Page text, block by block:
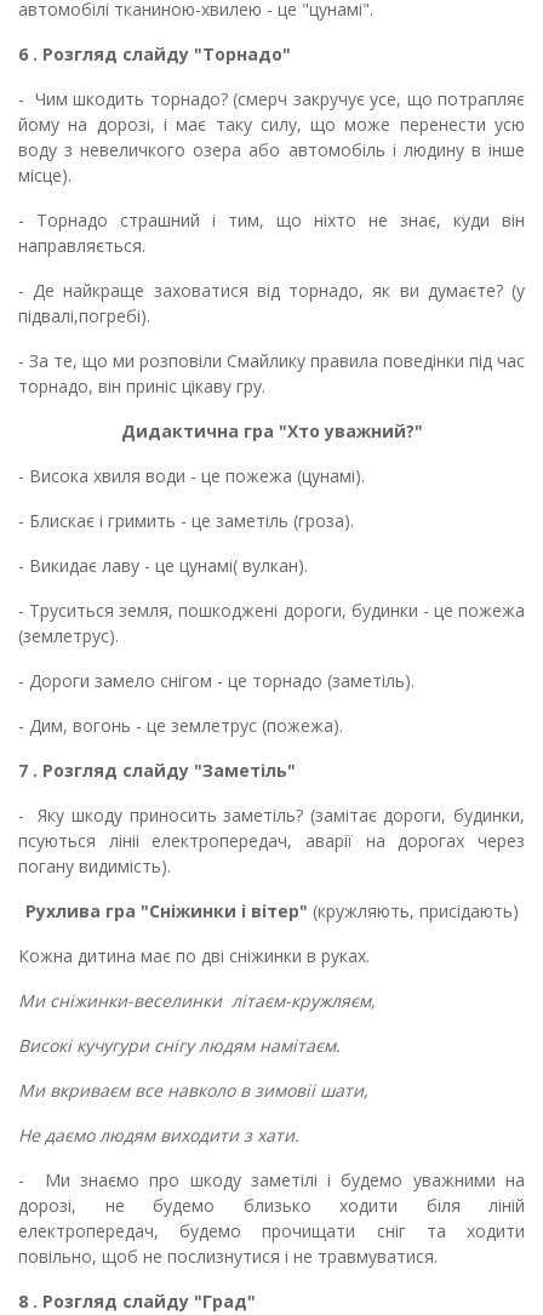
автомобілі тканиною-хвилею - це "цунамі".
6 . Розгляд слайду "Торнадо"
- Чим шкодить торнадо? (смерч закручує усе, що потрапляє
йому на дорозі, і має таку силу, що може перенести усю
воду з невеличкого озера або автомобіль і людину в інше
місце).
- Торнадо страшний і тим, що ніхто не знає, куди він
направляється.
- Де найкраще заховатися від торнадо, як ви думаєте? (у
підвалі,погребі).
- За те, що ми розповіли Смайлику правила поведінки під час
торнадо, він приніс цікаву гру.
Дидактична гра "Хто уважний?"
- Висока хвиля води - це пожежа (цунамі).
- Блискає і гримить - це заметіль (гроза).
- Викидає лаву - це цунамі( вулкан).
- Труситься земля, пошкоджені дороги, будинки - це пожежа
(землетрус).
- Дороги замело снігом - це торнадо (заметіль).
- Дим, вогонь - це землетрус (пожежа).
7 . Розгляд слайду "Заметіль"
- Яку шкоду приносить заметіль? (замітає дороги, будинки,
псуються лініі електропередач, аварії на дорогах через
погану видимість).
Рухлива гра "Сніжинки і вітер" (кружляють, присідають)
Кожна дитина має по дві сніжинки в руках.
Ми сніжинки-веселинки літаєм-кружляєм,
Високі кучугури снігу людям намітаєм.
Ми вкриваєм все навколо в зимовіі шати,
Не даємо людям виходити з хати.
- Ми знаємо про шкоду заметілі і будемо уважними на
дорозі, не будемо близько ходити біля ліній
електропередач, будемо прочищати сніг та ходити
повільно, щоб не послизнутися і не травмуватися.
8 . Розгляд слайду "Град"